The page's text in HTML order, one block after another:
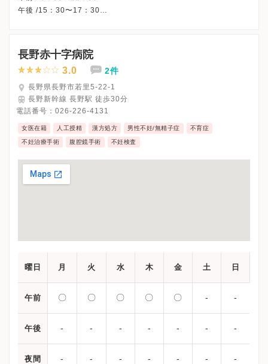
午後 /15：30〜17：30
長野赤十字病院
3.0 2件
長野県長野市若里5-22-1
長野新幹線 長野駅 徒歩30分
電話番号： 026-226-4131
女医在籍 人工授精 漢方処方 男性不妊/無精子症 不育症
不妊治療手術 腹腔鏡手術 不妊検査
曜日 月 火 水 木 金 土 日
午前 〇 〇 〇 〇 〇 - -
午後 - - - - - - -
夜間 - - - - - - -